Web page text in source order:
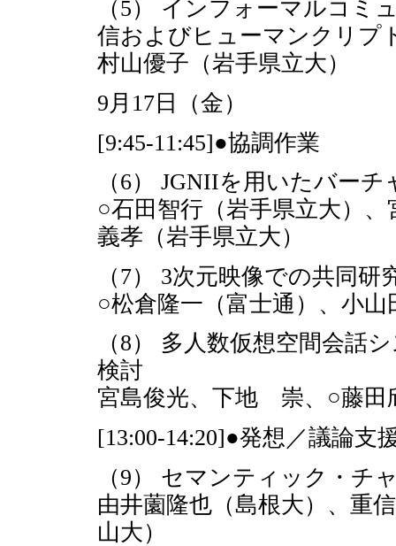
（5） インフォーマルコミ
信およびヒューマンクリプ
村山優子（岩手県立大）
9月17日（金）
[9:45-11:45]●協調作業
（6） JGNIIを用いたバー
○石田智行（岩手県立大）
義孝（岩手県立大）
（7） 3次元映像での共同研
○松倉隆一（富士通）、小
（8） 多人数仮想空間会話
検討
宮島俊光、下地 崇、○藤田
[13:00-14:20]●発想／議論支
（9） セマンティック・チ
由井薗隆也（島根大）、
山大）